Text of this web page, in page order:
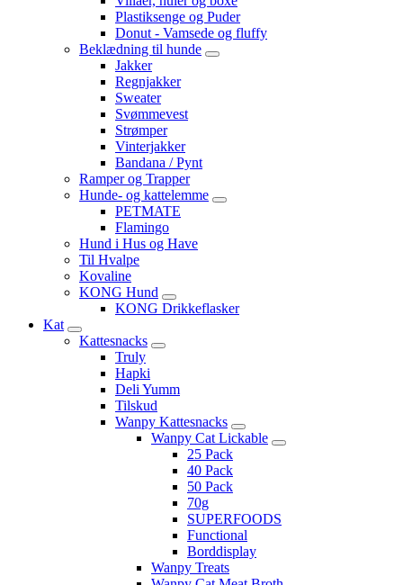
Plastiksenge og Puder
Donut - Vamsede og fluffy
Beklædning til hunde
Jakker
Regnjakker
Sweater
Svømmevest
Strømper
Vinterjakker
Bandana / Pynt
Ramper og Trapper
Hunde- og kattelemme
PETMATE
Flamingo
Hund i Hus og Have
Til Hvalpe
Kovaline
KONG Hund
KONG Drikkeflasker
Kat
Kattesnacks
Truly
Hapki
Deli Yumm
Tilskud
Wanpy Kattesnacks
Wanpy Cat Lickable
25 Pack
40 Pack
50 Pack
70g
SUPERFOODS
Functional
Borddisplay
Wanpy Treats